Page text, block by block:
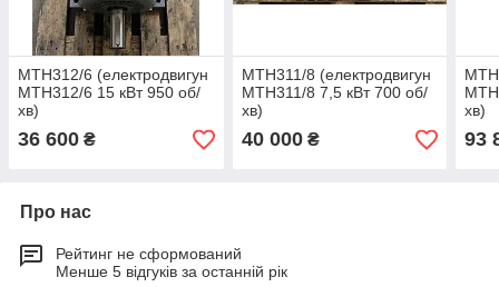
МТН312/6 (електродвигун
MTH312/6 15 кВт 950 об/
хв)
36 600 ₴
МТН311/8 (електродвигун
MTH311/8 7,5 кВт 700 об/
хв)
40 000₴
хв)
93
Про нас
Рейтинг не сформований
Менше 5 відгуків за останній рік